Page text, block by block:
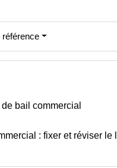
référence
bail commercial
: fixer et réviser le